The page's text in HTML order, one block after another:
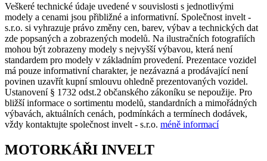
Veškeré technické údaje uvedené v souvislosti s jednotlivými
modely a cenami jsou přibližné a informativní. Společnost invelt -
s.r.o. si vyhrazuje právo změny cen, barev, výbav a technických dat
zde popsaných a zobrazených modelů. Na ilustračních fotografiích
mohou být zobrazeny modely s nejvyšší výbavou, která není
standardem pro modely v základním provedení. Prezentace vozidel
má pouze informativní charakter, je nezávazná a prodávající není
povinen uzavřít kupní smlouvu ohledně prezentovaných vozidel.
Ustanovení § 1732 odst.2 občanského zákoníku se nepoužije. Pro
bližší informace o sortimentu modelů, standardních a mimořádných
výbavách, aktuálních cenách, podmínkách a termínech dodávek,
vždy kontaktujte společnost invelt - s.r.o. méně informací
MOTORKÁŘI INVELT